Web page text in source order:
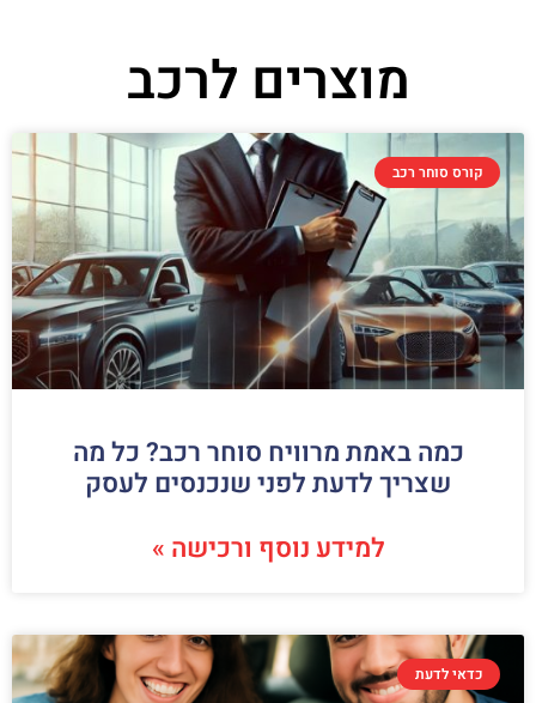
מוצרים לרכב
קורס סוחר רכב
כמה באמת מרוויח סוחר רכב? כל מה
שצריך לדעת לפני שנכנסים לעסק
למידע נוסף ורכישה »
כדאי לדעת